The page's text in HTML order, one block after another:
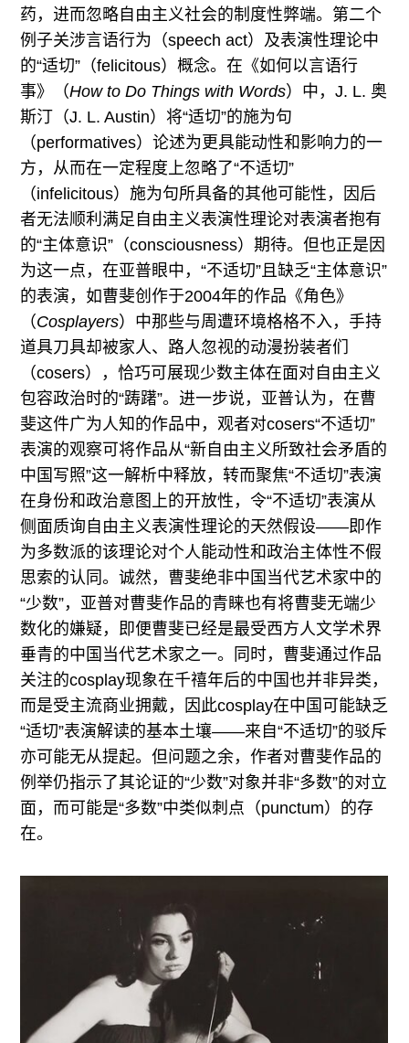
药，进而忽略自由主义社会的制度性弊端。第二个
例子关涉言语行为（speech act）及表演性理论中
的“适切”（felicitous）概念。在《如何以言语行
事》（How to Do Things with Words）中，J. L. 奥
斯汀（J. L. Austin）将“适切”的施为句
（performatives）论述为更具能动性和影响力的一
方，从而在一定程度上忽略了“不适切”
（infelicitous）施为句所具备的其他可能性，因后
者无法顺利满足自由主义表演性理论对表演者抱有
的“主体意识”（consciousness）期待。但也正是因
为这一点，在亚普眼中，“不适切”且缺乏“主体意识”
的表演，如曹斐创作于2004年的作品《角色》
（Cosplayers）中那些与周遭环境格格不入，手持
道具刀具却被家人、路人忽视的动漫扮装者们
（cosers），恰巧可展现少数主体在面对自由主义
包容政治时的“踌躇”。进一步说，亚普认为，在曹
斐这件广为人知的作品中，观者对cosers“不适切”
表演的观察可将作品从“新自由主义所致社会矛盾的
中国写照”这一解析中释放，转而聚焦“不适切”表演
在身份和政治意图上的开放性，令“不适切”表演从
侧面质询自由主义表演性理论的天然假设——即作
为多数派的该理论对个人能动性和政治主体性不假
思索的认同。诚然，曹斐绝非中国当代艺术家中的
“少数”，亚普对曹斐作品的青睐也有将曹斐无端少
数化的嫌疑，即便曹斐已经是最受西方人文学术界
垂青的中国当代艺术家之一。同时，曹斐通过作品
关注的cosplay现象在千禧年后的中国也并非异类，
而是受主流商业拥戴，因此cosplay在中国可能缺乏
“适切”表演解读的基本土壤——来自“不适切”的驳斥
亦可能无从提起。但问题之余，作者对曹斐作品的
例举仍指示了其论证的“少数”对象并非“多数”的对立
面，而可能是“多数”中类似刺点（punctum）的存
在。